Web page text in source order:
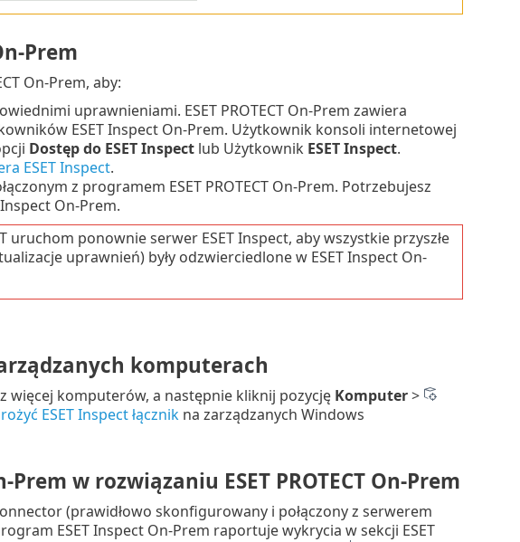
Prem
On-Prem, aby:
uprawnieniami. ESET PROTECT On-Prem zawiera
ESET Inspect On-Prem. Użytkownik konsoli internetowej
Dostęp do ESET Inspectlub Użytkownik ESET Inspect.
ESET Inspect.
z programem ESET PROTECT On-Prem. Potrzebujesz
On-Prem.
uruchom ponownie serwer ESET Inspect, aby wszystkie przyszłe
uprawnień) były odzwierciedlone w ESET Inspect On-
komputerach
komputerów, a następnie kliknij pozycję Komputer>
ESET Inspect łącznikna zarządzanych Windows
w rozwiązaniu ESET PROTECT On-Prem
(prawidłowo skonfigurowany i połączony z serwerem
ESET Inspect On-Prem raportuje wykrycia w sekcji ESET